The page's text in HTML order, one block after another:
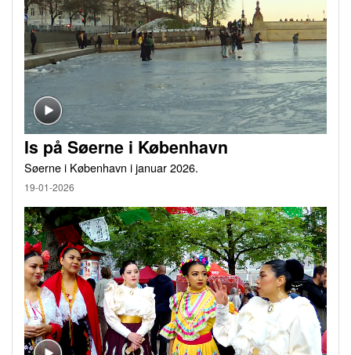
Is på Søerne i København
Søerne i København i januar 2026.
19-01-2026